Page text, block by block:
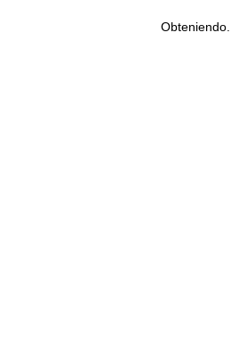
Obteniendo...